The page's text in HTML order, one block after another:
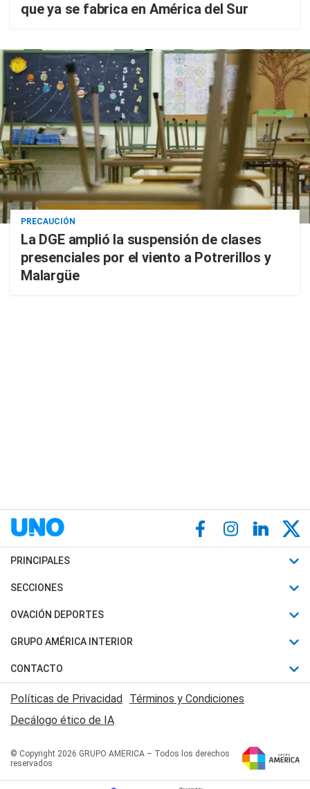
que ya se fabrica en América del Sur
PRECAUCIÓN
La DGE amplió la suspensión de clases
presenciales por el viento a Potrerillos y
Malargüe
PRINCIPALES
Últimas Noticias
Política
Judiciales
Economia
SECCIONES
Horóscopo
Motores
Trucos caseros
Series y Películas
Edictos y Solicitadas
OVACIÓN DEPORTES
Fútbol
Mundial
Automovilismo
Rugby
Básquet
GRUPO AMÉRICA INTERIOR
Canal 7 en Vivo
San Juan 8
CONTACTO
Acerca de Nosotros
Contactanos
Políticas de Privacidad Términos y Condiciones
Decálogo ético de IA
© Copyright 2026 GRUPO AMERICA – Todos los derechos
reservados